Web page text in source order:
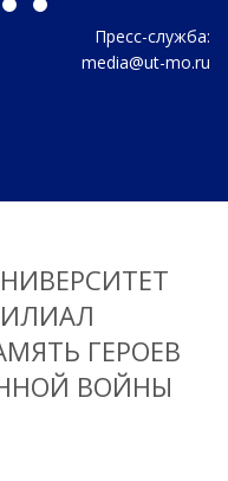
Пресс-служба:
media@ut-mo.ru
ГЕРОЕВ
ВОЙНЫ